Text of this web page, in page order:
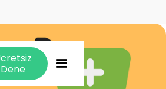
Dene